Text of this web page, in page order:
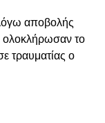
αποβολής
ολοκλήρωσαν το
τραυματίας ο